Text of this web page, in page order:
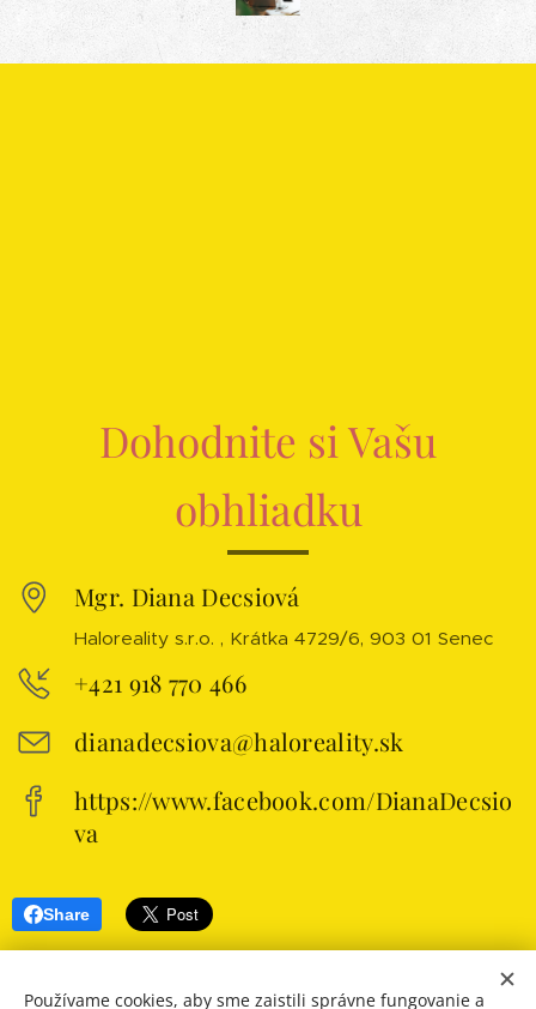
Dohodnite si Vašu
obhliadku
Mgr. Diana Decsiová
Haloreality s.r.o. , Krátka 4729/6, 903 01 Senec
+421 918 770 466
dianadecsiova@haloreality.sk
https://www.facebook.com/DianaDecsio
va
Share
Používame cookies, aby sme zaistili správne fungovanie a